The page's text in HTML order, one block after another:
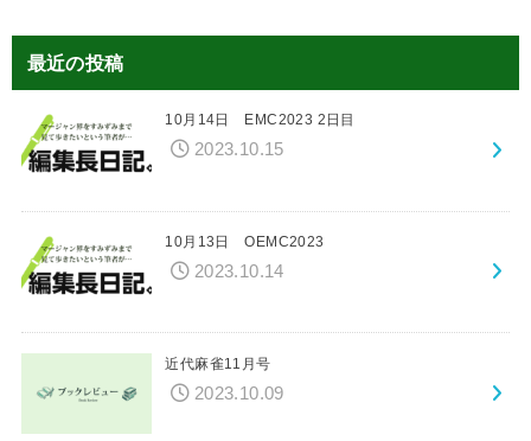
最近の投稿
10月14日 EMC2023 2日目
2023.10.15
10月13日 OEMC2023
2023.10.14
近代麻雀11月号
2023.10.09